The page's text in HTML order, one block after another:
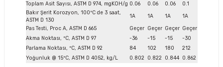
Toplam Asit Sayısı, ASTM D 974, mgKOH/g 0.06 0.06 0.06
0.1
Bakır Şerit Korozyon, 100ºC de 3 saat,
ASTM D 130
1A 1A 1A
1A
Pas Testi, Proc A, ASTM D 665
Geçer Geçer Geçer Geçer
Akma Noktası, ºC, ASTM D 97
-36 -15 -15
-30
Parlama Noktası, ºC, ASTM D 92
84 102 180
212
Yoğunluk @ 15ºC, ASTM D 4052, kg/L
0.802 0.822 0.844 0.862